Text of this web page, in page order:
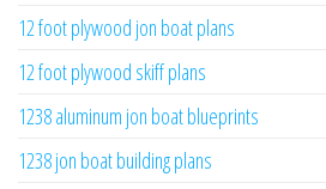
12 foot plywood jon boat plans
12 foot plywood skiff plans
1238 aluminum jon boat blueprints
1238 jon boat building plans